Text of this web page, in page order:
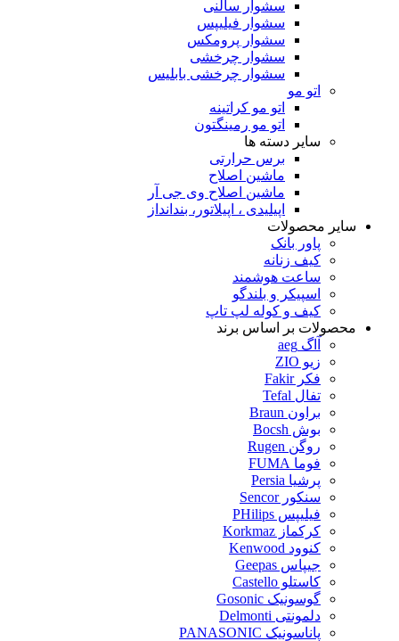
سشوار سالنی
سشوار فیلیپس
سشوار پرومکس
سشوار چرخشی
سشوار چرخشی بابلیس
اتو مو
اتو مو کراتینه
اتو مو رمینگتون
سایر دسته ها
برس حرارتی
ماشین اصلاح
ماشین اصلاح وی جی آر
اپیلیدی ، اپیلاتور، بندانداز
سایر محصولات
پاور بانک
کیف زنانه
ساعت هوشمند
اسپیکر و بلندگو
کیف و کوله لپ تاپ
محصولات بر اساس برند
آاگ aeg
زیو ZIO
فکر Fakir
تفال Tefal
براون Braun
بوش Bocsh
روگن Rugen
فوما FUMA
پرشیا Persia
سنکور Sencor
فیلیپس PHilips
کرکماز Korkmaz
کنوود Kenwood
جیپاس Geepas
کاستلو Castello
گوسونیک Gosonic
دلمونتی Delmonti
پاناسونیک PANASONIC